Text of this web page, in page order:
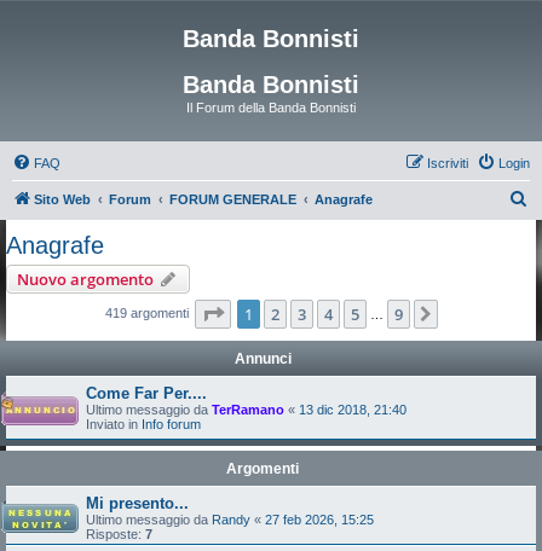
Banda Bonnisti
Banda Bonnisti
Il Forum della Banda Bonnisti
FAQ Login
Iscriviti
Sito Web Forum FORUM GENERALE Anagrafe
Anagrafe
Nuovo argomento
419 argomenti Pagina di
1 2 3 4 5 9
Annunci
Come Far Per....
Ultimo messaggio da TerRamano « 13 dic 2018, 21:40
Inviato in Info forum
Argomenti
Mi presento...
Ultimo messaggio da Randy « 27 feb 2026, 15:25
Risposte: 7